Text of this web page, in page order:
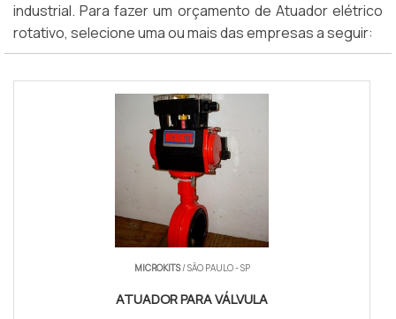
industrial. Para fazer um orçamento de Atuador elétrico
rotativo, selecione uma ou mais das empresas a seguir:
MICROKITS/ SÃO PAULO - SP
ATUADOR PARA VÁLVULA